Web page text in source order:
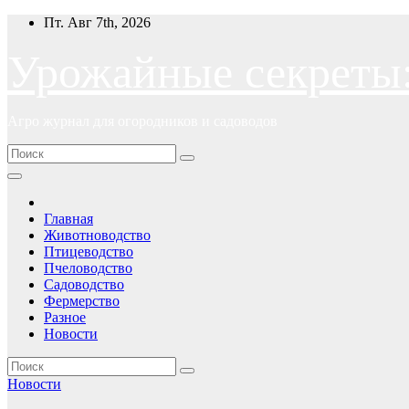
ПерейтиПт. Авг 7th, 2026
Главная
Животноводство
Птицеводство
Пчеловодство
Садоводство
Фермерство
Разное
Новости
Новости